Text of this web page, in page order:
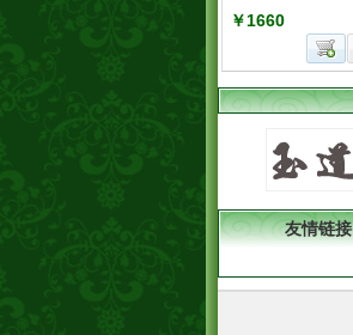
￥1660
友情链接